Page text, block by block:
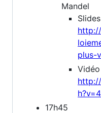
Mandel
plus-
17h45